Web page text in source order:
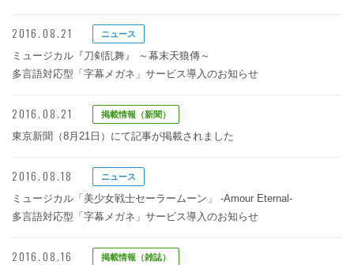
2016.08.21 ニュース
ミュージカル『刀剣乱舞』 ～幕末天狼傳～
多言語対応型「字幕メガネ」サービス導入のお知らせ
2016.08.21 掲載情報（新聞）
東京新聞（8月21日）にて記事が掲載されました
2016.08.18 ニュース
ミュージカル「美少女戦士セーラームーン」 -Amour Eternal-
多言語対応型「字幕メガネ」サービス導入のお知らせ
2016.08.16 掲載情報（雑誌）